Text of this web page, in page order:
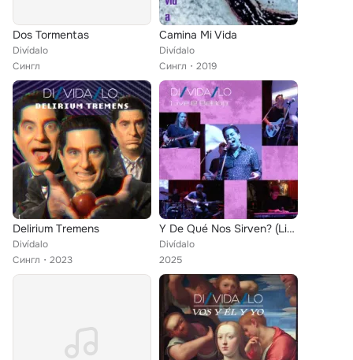
Dos Tormentas
Divídalo
Сингл
Camina Mi Vida
Divídalo
Сингл
2019
Delirium Tremens
Divídalo
Сингл
2023
Y De Qué Nos Sirven? (Live)
Divídalo
2025